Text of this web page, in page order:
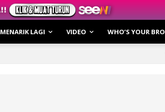
MENARIK LAGI VIDEO WHO’S YOUR BRO